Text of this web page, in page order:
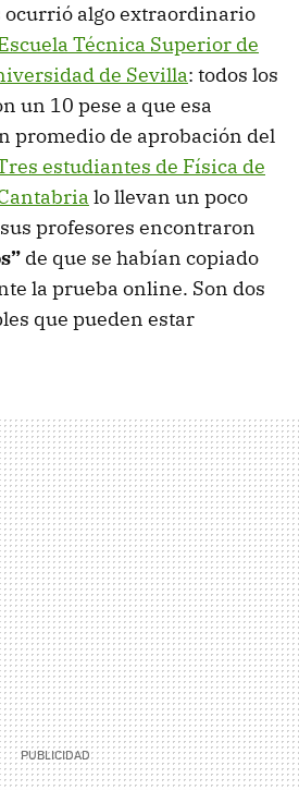
ocurrió algo extraordinario
Técnica Superior de
de Sevilla: todos los
un 10 pese a que esa
promedio de aprobación del
estudiantes de Física de
lo llevan un poco
profesores encontraron
de que se habían copiado
la prueba online. Son dos
que pueden estar